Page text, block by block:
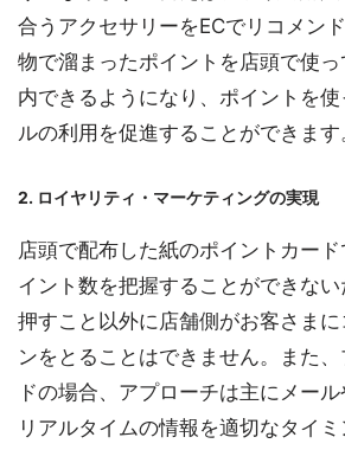
合うアクセサリーをECでリコメン
物で溜まったポイントを店頭で使
内できるようになり、ポイントを
ルの利用を促進することができます
2. ロイヤリティ・マーケティングの実現
店頭で配布した紙のポイントカー
イント数を把握することができな
押すこと以外に店舗側がお客さまに
ンをとることはできません。また
ドの場合、アプローチは主にメール
リアルタイムの情報を適切なタイ